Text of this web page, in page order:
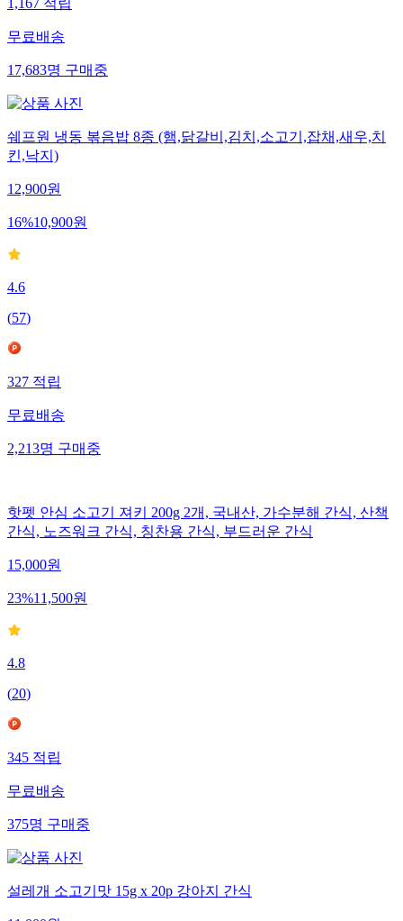
1,167적립
무료배송
17,683명구매중
쉐프원 냉동 볶음밥 8종 (햄,닭갈비,김치,소고기,잡채,새우,치
킨,낙지)
12,900원
16%10,900원
4.6
(57)
327적립
무료배송
2,213명구매중
핫펫 안심 소고기 져키 200g 2개, 국내산, 가수분해 간식, 산책
간식, 노즈워크 간식, 칭찬용 간식, 부드러운 간식
15,000원
23%11,500원
4.8
(20)
345적립
무료배송
375명구매중
설레개 소고기맛 15g x 20p 강아지 간식